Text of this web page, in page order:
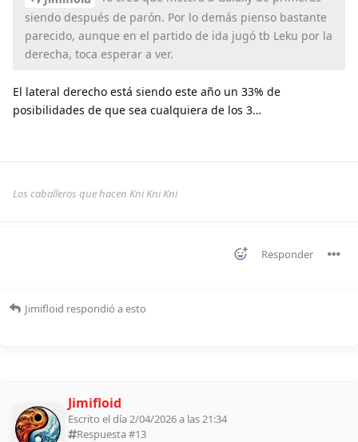
siendo después de parón. Por lo demás pienso bastante
parecido, aunque en el partido de ida jugó tb Leku por la
derecha, toca esperar a ver.
El lateral derecho está siendo este año un 33% de
posibilidades de que sea cualquiera de los 3…
Los caballeros que hacen Kni Kni Kni
Responder
Jimifloid respondió a esto
Jimifloid
Escrito el día 2/04/2026 a las 21:34
Respuesta #13